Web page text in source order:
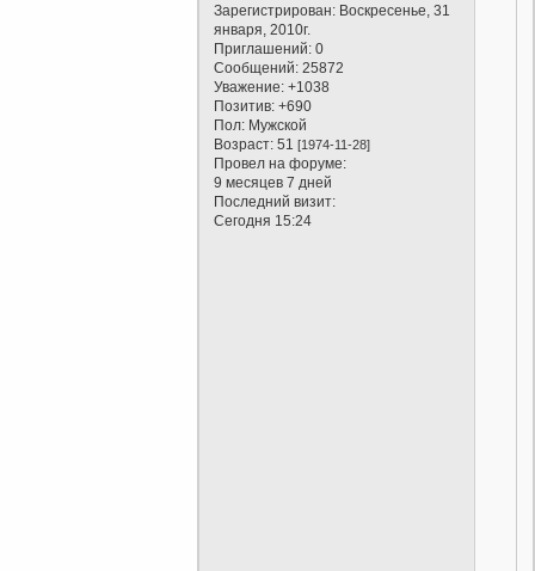
Зарегистрирован: Воскресенье, 31
января, 2010г.
Приглашений: 0
Сообщений: 25872
Уважение: +1038
Позитив: +690
Пол: Мужской
Возраст: 51[1974-11-28]
Провел на форуме:
9 месяцев 7 дней
Последний визит:
Сегодня 15:24